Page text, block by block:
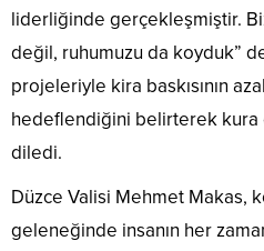
liderliğinde gerçekleşmiştir.
değil, ruhumuzu da koyduk”
projeleriyle kira baskısının
hedeflendiğini belirterek kura
diledi.
Düzce Valisi Mehmet Makas,
geleneğinde insanın her